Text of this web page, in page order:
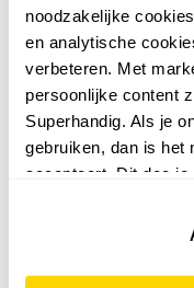
noodzakelijke
en analytische
verbeteren. Met
persoonlijke content
Superhandig. Als je
gebruiken, dan is het
accepteert. Dit doe je
website niet optimaal